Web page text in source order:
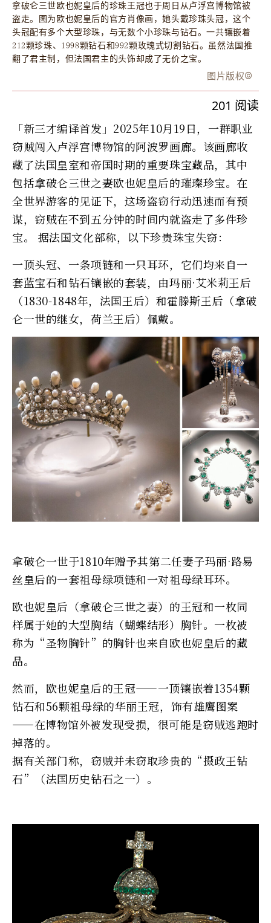
拿破仑三世欧也妮皇后的珍珠王冠也于周日从卢浮宫博物馆被
盗走。图为欧也妮皇后的官方肖像画，她头戴珍珠头冠，这个
头冠配有多个大型珍珠，与无数个小珍珠与钻石。一共镶嵌着
212颗珍珠、1998颗钻石和992颗玫瑰式切割钻石。虽然法国推
翻了君主制，但法国君主的头饰却成了无价之宝。
图片版权©️
201 阅读
「新三才编译首发」2025年10月19日，一群职业
窃贼闯入卢浮宫博物馆的阿波罗画廊。该画廊收
藏了法国皇室和帝国时期的重要珠宝藏品，其中
包括拿破仑三世之妻欧也妮皇后的璀璨珍宝。在
全世界游客的见证下，这场盗窃行动迅速而有预
谋，窃贼在不到五分钟的时间内就盗走了多件珍
宝。 据法国文化部称，以下珍贵珠宝失窃：
一顶头冠、一条项链和一只耳环，它们均来自一
套蓝宝石和钻石镶嵌的套装，由玛丽·艾米莉王后
（1830-1848年，法国王后）和霍滕斯王后（拿破
仑一世的继女，荷兰王后）佩戴。
拿破仑一世于1810年赠予其第二任妻子玛丽·路易
丝皇后的一套祖母绿项链和一对祖母绿耳环。
欧也妮皇后（拿破仑三世之妻）的王冠和一枚同
样属于她的大型胸结（蝴蝶结形）胸针。一枚被
称为“圣物胸针”的胸针也来自欧也妮皇后的藏
品。
然而，欧也妮皇后的王冠——一顶镶嵌着1354颗
钻石和56颗祖母绿的华丽王冠，饰有雄鹰图案
——在博物馆外被发现受损，很可能是窃贼逃跑时
掉落的。
据有关部门称，窃贼并未窃取珍贵的“摄政王钻
石”（法国历史钻石之一）。